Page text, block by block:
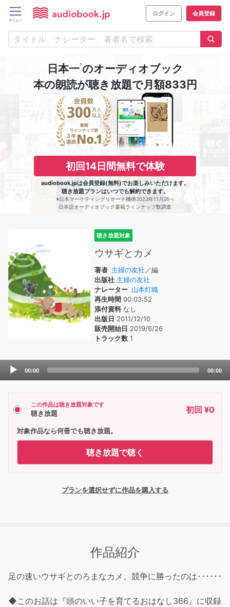
ログイン 会員登録
日本一※のオーディオブック
本の朗読が聴き放題で月額833円
初回14日間無料で体験
audiobook.jpは会員登録(無料)でお楽しみいただけます。
聴き放題プランはいつでも解約できます。
※日本マーケティングリサーチ機構2023年11月調べ
日本語オーディオブック書籍ラインナップ数調査
聴き放題対象
ウサギとカメ
著者 主婦の友社 ／編
出版社 主婦の友社
ナレーター 山本灯織
再生時間 00:03:52
添付資料なし
出版日 2011/12/10
販売開始日 2019/6/26
トラック数 1
Audio
00:00 00:00
この作品は聴き放題対象です
聴き放題 初回 ¥0
対象作品なら何冊でも聴き放題。
聴き放題で聴く
プランを選択せずに作品を購入する
作品紹介
足の速いウサギとのろまなカメ。競争に勝ったのは･･････
◆このお話は『頭のいい子を育てるおはなし366』に収録